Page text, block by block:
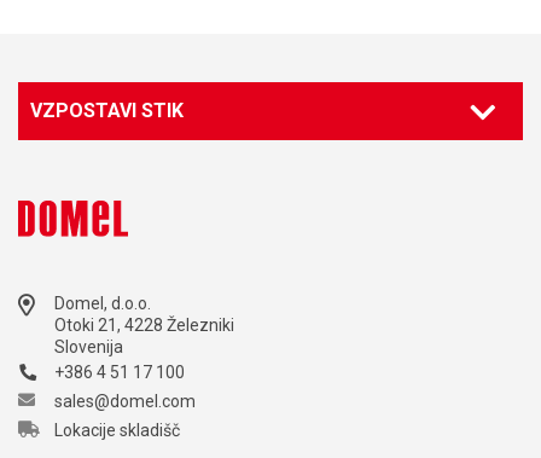
VZPOSTAVI STIK
Domel, d.o.o.
Otoki 21, 4228 Železniki
Slovenija
+386 4 51 17 100
sales@domel.com
Lokacije skladišč